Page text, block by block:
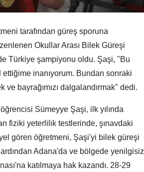
tarafından güreş sporuna
Okullar Arası Bilek Güreşi
Türkiye şampiyonu oldu. Şaşi, "Bu
inanıyorum. Bundan sonraki
bayrağımızı dalgalandırmak" dedi.
Sümeyye Şaşi, ilk yılında
fiziki yeterlilik testlerinde, şınavdaki
gören öğretmeni, Şaşi'yi bilek güreşi
Adana'da ve bölgede yenilgisiz
katılmaya hak kazandı. 28-29